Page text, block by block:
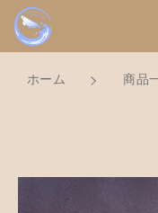
ホーム 商品
カートに商品を追
ログイン / 会
お気に入り
ハンド